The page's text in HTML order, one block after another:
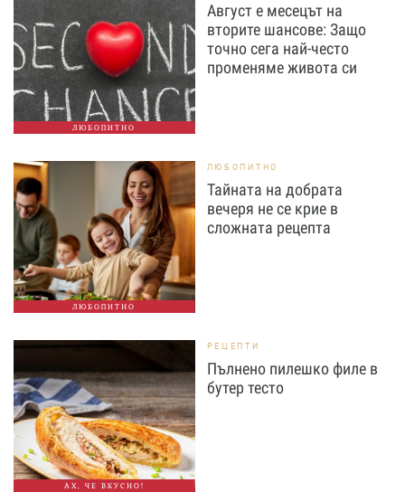
ЛЮБОПИТНО
Август е месецът на
вторите шансове: Защо
точно сега най-често
променяме живота си
ЛЮБОПИТНО
ЛЮБОПИТНО
Тайната на добрата
вечеря не се крие в
сложната рецепта
АХ, ЧЕ ВКУСНО!
РЕЦЕПТИ
Пълнено пилешко филе в
бутер тесто